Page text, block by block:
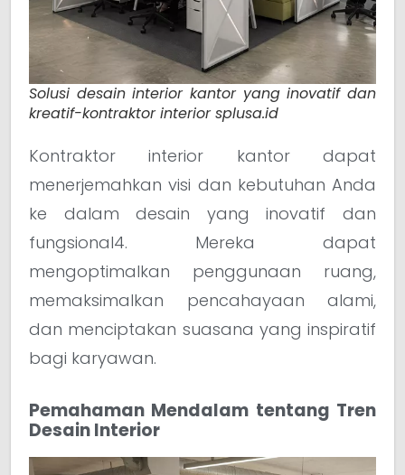
Solusi desain interior kantor yang inovatif dan
kreatif-kontraktor interior splusa.id
Kontraktor interior kantor dapat
menerjemahkan visi dan kebutuhan Anda
ke dalam desain yang inovatif dan
fungsional4. Mereka dapat
mengoptimalkan penggunaan ruang,
memaksimalkan pencahayaan alami,
dan menciptakan suasana yang inspiratif
bagi karyawan.
Pemahaman Mendalam tentang Tren
Desain Interior